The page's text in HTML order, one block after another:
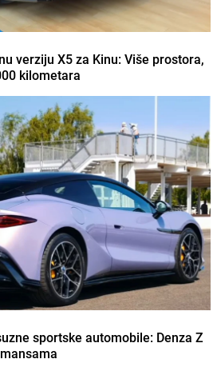
verziju X5 za Kinu: Više prostora,
kilometara
sportske automobile: Denza Z